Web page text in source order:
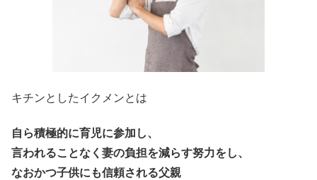
キチンとしたイクメンとは
自ら積極的に育児に参加し、
言われることなく妻の負担を減らす努力をし、
なおかつ子供にも信頼される父親